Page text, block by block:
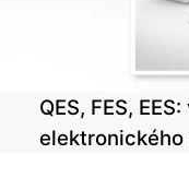
QES, FES,